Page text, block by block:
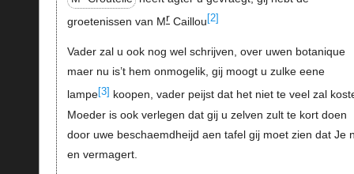
groetenissen van MrCaillou [2]
Vader zal u ook nog wel schrijven, over uwen botanique
maer nu is’t hem onmogelik, gij moogt u zulke eene
lampe[3] koopen, vader peijst dat het niet te veel zal
Moeder is ook verlegen dat gij u zelven zult te kort doen
door uwe beschaemdheijd aen tafel gij moet zien dat Je
en vermagert.